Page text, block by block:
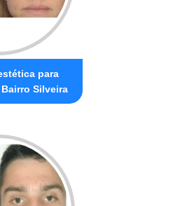
para
Silveira